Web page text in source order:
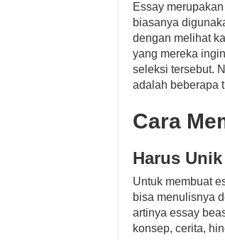
Essay
biasanya
dengan melihat
yang mereka
seleksi tersebut.
adalah beberapa
Cara
Harus Unik
Untuk membuat
bisa menulisnya
artinya essay
konsep, cerita,